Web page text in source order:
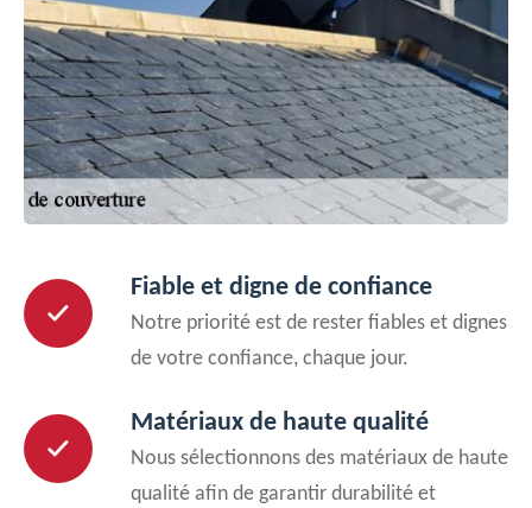
Fiable et digne de confiance
Notre priorité est de rester fiables et dignes
de votre confiance, chaque jour.
Matériaux de haute qualité
Nous sélectionnons des matériaux de haute
qualité afin de garantir durabilité et